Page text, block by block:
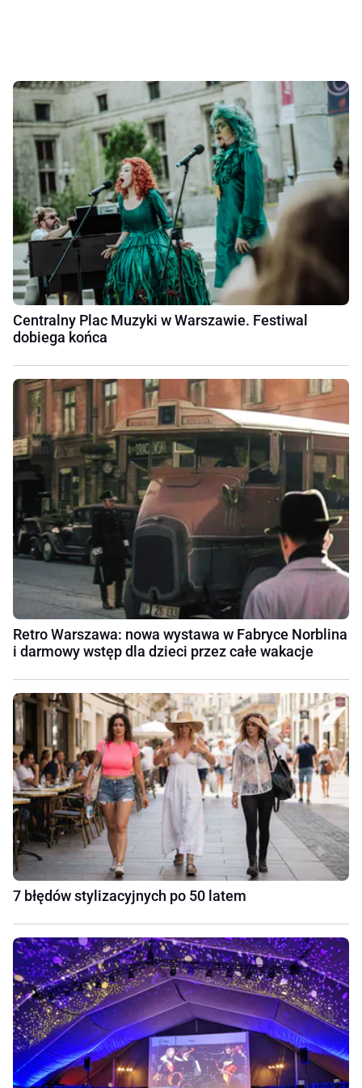
Centralny Plac Muzyki w Warszawie. Festiwal
dobiega końca
Retro Warszawa: nowa wystawa w Fabryce Norblina
i darmowy wstęp dla dzieci przez całe wakacje
7 błędów stylizacyjnych po 50 latem